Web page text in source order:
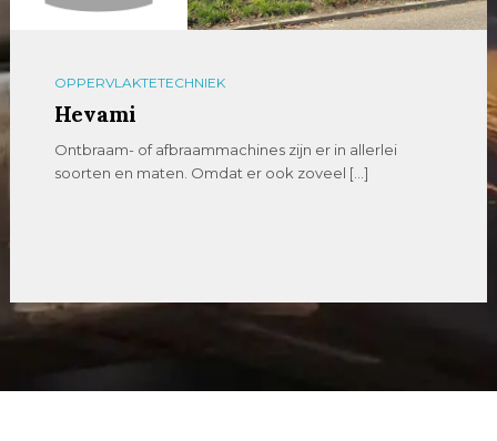
OPPERVLAKTETECHNIEK
Hevami
Ontbraam- of afbraammachines zijn er in allerlei
soorten en maten. Omdat er ook zoveel […]